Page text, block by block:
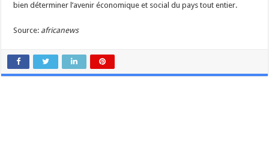
bien déterminer l’avenir économique et social du pays tout entier.
Source: africanews